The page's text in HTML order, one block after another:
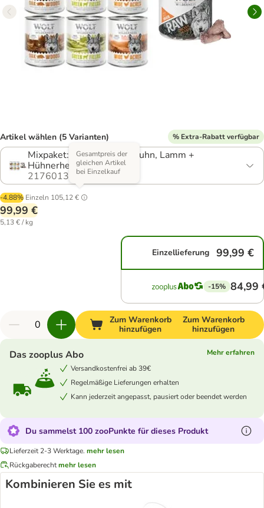
Artikel wählen (5 Varianten) % Extra-Rabatt verfügbar
Mixpaket: Wildschwein, Huhn, Lamm +
Hühnerherzen
2176013.5
-4.88% Einzeln 105,12 €
Gesamtpreis der
gleichen Artikel
bei Einzelkauf
99,99 €
5,13 € / kg
Einzellieferung 99,99 €
-15% 84,99
Zum Warenkorb
hinzufügen
Zum Warenkorb
hinzufügen
Das zooplus Abo
Mehr erfahren
Versandkostenfrei ab 39€
Regelmäßige Lieferungen erhalten
Kann jederzeit angepasst, pausiert oder beendet werden
Du sammelst 100 zooPunkte für dieses Produkt
Lieferzeit 2-3 Werktage. mehr lesen
Rückgaberechtmehr lesen
Kombinieren Sie es mit